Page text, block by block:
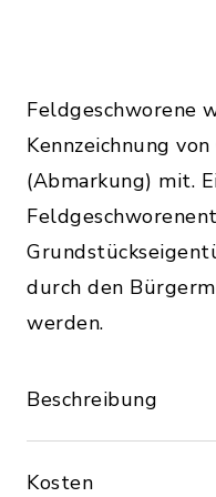
Feldgeschworene
Kennzeichnung
(Abmarkung) mit.
durch den
werden.
Beschreibung
Kosten